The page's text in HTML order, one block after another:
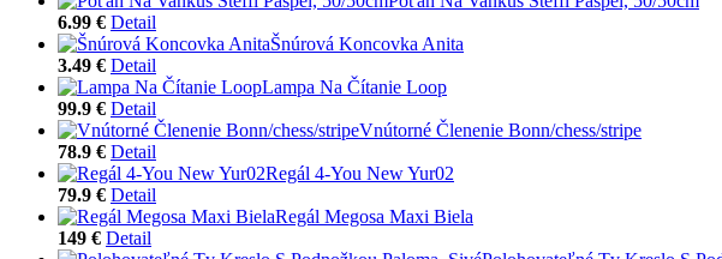
6.99 € Detail
Šnúrová Koncovka Anita
3.49 € Detail
Lampa Na Čítanie Loop
99.9 € Detail
Vnútorné Členenie Bonn/chess/stripe
78.9 € Detail
Regál 4-You New Yur02
79.9 € Detail
Regál Megosa Maxi Biela
149 € Detail